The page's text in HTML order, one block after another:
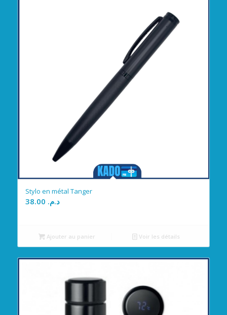
Stylo en métal Tanger
د.م.
Ajouter au panier Voir les détails